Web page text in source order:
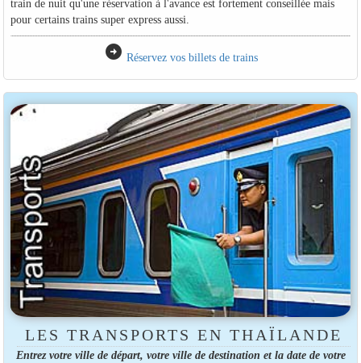
train de nuit qu'une réservation à l'avance est fortement conseillée mais
pour certains trains super express aussi.
arrow_circle_right Réservez vos billets de trains
LES TRANSPORTS EN THAÏLANDE
Entrez votre ville de départ, votre ville de destination et la date de votre